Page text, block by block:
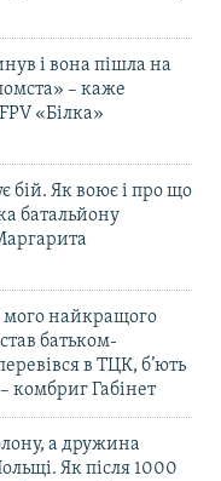
і вона пішла на
– каже
«Білка»
бій. Як воює і про що
батальйону
мого найкращого
батьком-
в ТЦК, б’ють
комбриг Габінет
а дружина
Як після 1000